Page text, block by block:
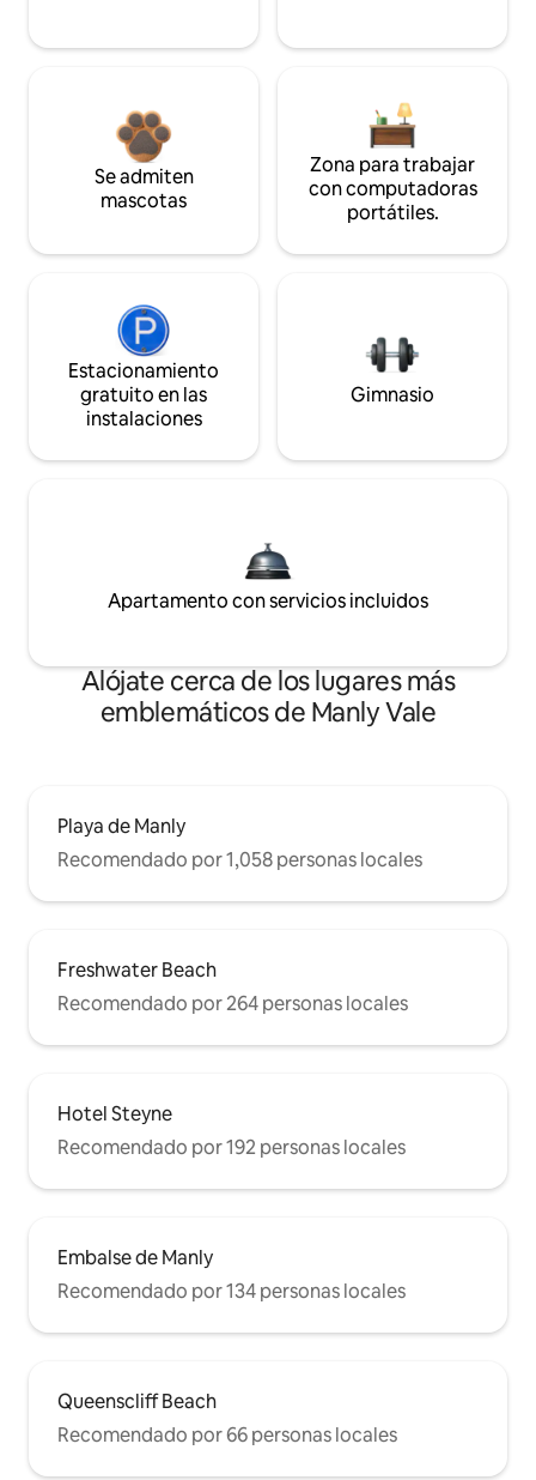
Se admiten
mascotas
Zona para trabajar
con computadoras
portátiles.
Estacionamiento
gratuito en las
instalaciones
Gimnasio
Apartamento con servicios incluidos
Alójate cerca de los lugares más
emblemáticos de Manly Vale
Playa de Manly
Recomendado por 1,058 personas locales
Freshwater Beach
Recomendado por 264 personas locales
Hotel Steyne
Recomendado por 192 personas locales
Embalse de Manly
Recomendado por 134 personas locales
Queenscliff Beach
Recomendado por 66 personas locales